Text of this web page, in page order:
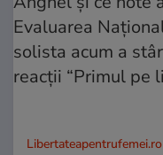
Libertateapentrufemei.ro